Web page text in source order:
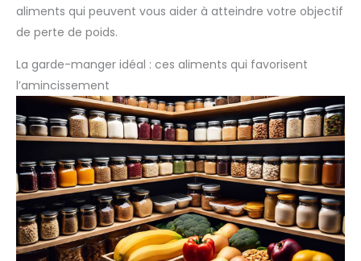
aliments qui peuvent vous aider à atteindre votre objectif
de perte de poids.
La garde-manger idéal : ces aliments qui favorisent
l’amincissement